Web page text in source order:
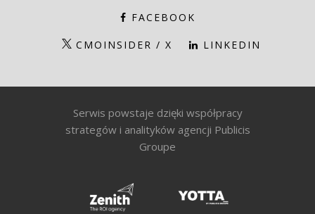
FACEBOOK
CMOINSIDER / X LINKEDIN
Serwis powstaje dzięki współpracy
strategów i analityków agencji Publicis
Groupe